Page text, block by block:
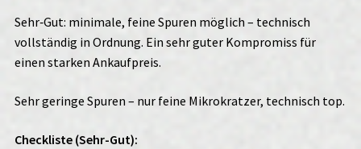
Sehr‑Gut: minimale, feine Spuren möglich – technisch
vollständig in Ordnung. Ein sehr guter Kompromiss für
einen starken Ankaufpreis.
Sehr geringe Spuren – nur feine Mikrokratzer, technisch top.
Checkliste (Sehr-Gut):